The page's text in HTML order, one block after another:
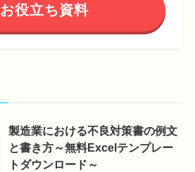
お役立ち資料
製造業における不良対策書の例文
と書き方～無料Excelテンプレー
トダウンロード～